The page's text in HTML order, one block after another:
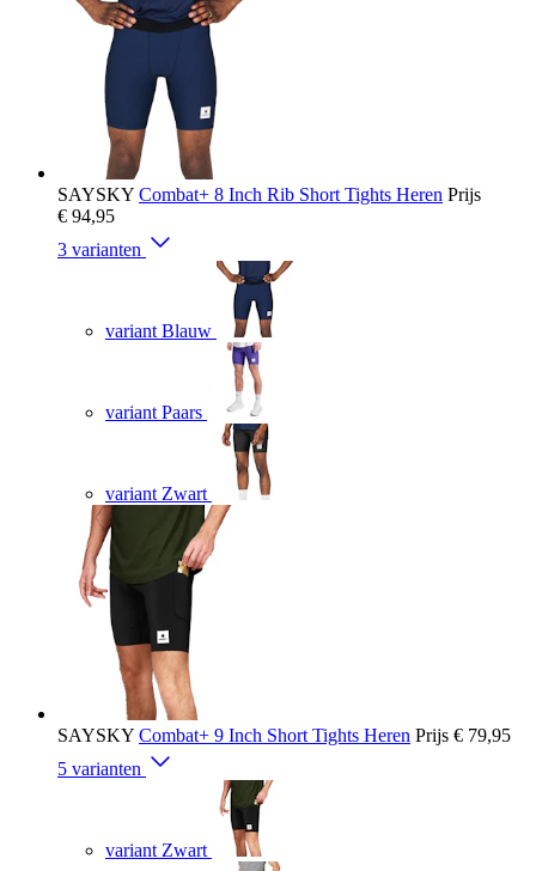
SAYSKY Combat+ 8 Inch Rib Short Tights Heren Prijs
€ 94,95
3 varianten
variant Blauw
variant Paars
variant Zwart
SAYSKY Combat+ 9 Inch Short Tights Heren Prijs € 79,95
5 varianten
variant Zwart